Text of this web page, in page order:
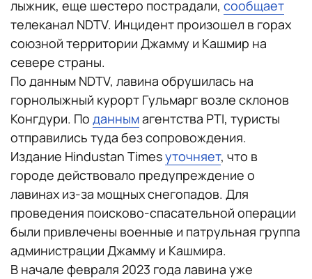
лыжник, еще шестеро пострадали, сообщает
телеканал NDTV. Инцидент произошел в горах
союзной территории Джамму и Кашмир на
севере страны.
По данным NDTV, лавина обрушилась на
горнолыжный курорт Гульмарг возле склонов
Конгдури. По даннымагентства PTI, туристы
отправились туда без сопровождения.
Издание Hindustan Timesуточняет, что в
городе действовало предупреждение о
лавинах из-за мощных снегопадов. Для
проведения поисково-спасательной операции
были привлечены военные и патрульная группа
администрации Джамму и Кашмира.
В начале февраля 2023 года лавина уже